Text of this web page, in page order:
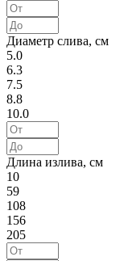
Диаметр слива, см
5.0
6.3
7.5
8.8
10.0
Длина излива, см
10
59
108
156
205